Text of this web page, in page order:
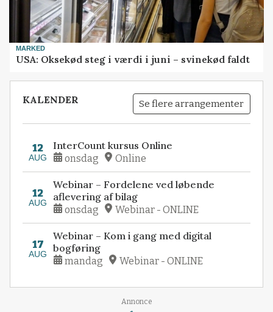
MARKED
USA: Oksekød steg i værdi i juni – svinekød faldt
KALENDER Se flere arrangementer
12
AUG
InterCount kursus Online
onsdag Online
12
AUG
Webinar – Fordelene ved løbende
aflevering af bilag
onsdag Webinar - ONLINE
17
AUG
Webinar – Kom i gang med digital
bogføring
mandag Webinar - ONLINE
Annonce